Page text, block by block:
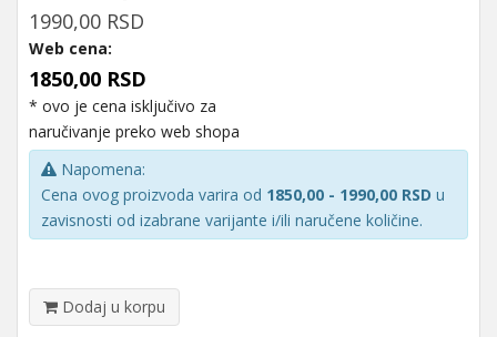
1990,00 RSD
Web cena:
1850,00 RSD
* ovo je cena isključivo za
naručivanje preko web shopa
Napomena:
Cena ovog proizvoda varira od 1850,00 - 1990,00 RSD u
zavisnosti od izabrane varijante i/ili naručene količine.
Dodaj u korpu